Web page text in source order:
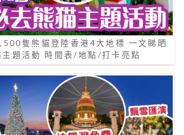
隻熊貓登陸香港4大地標 一文睇晒
題活動 時間表/地點/打卡亮點